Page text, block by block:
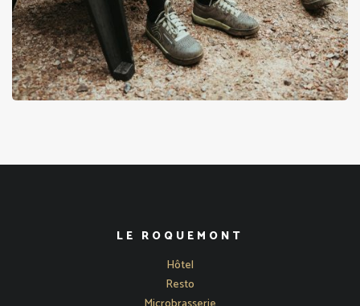
LE ROQUEMONT
Hôtel
Resto